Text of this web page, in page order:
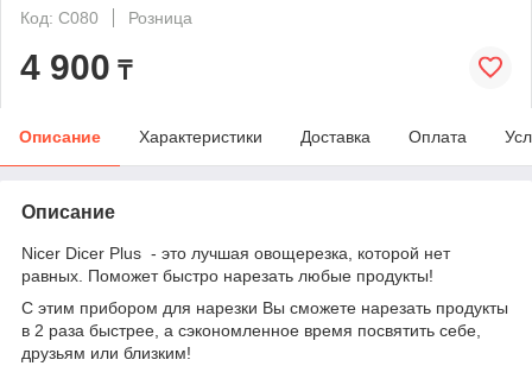
Код: C080
Розница
4 900 ₸
Описание Характеристики Доставка Оплата
Описание
Nicer Dicer Plus - это лучшая овощерезка, которой нет
равных. Поможет быстро нарезать любые продукты!
С этим прибором для нарезки Вы сможете нарезать продукты
в 2 раза быстрее, а сэкономленное время посвятить себе,
друзьям или близким!